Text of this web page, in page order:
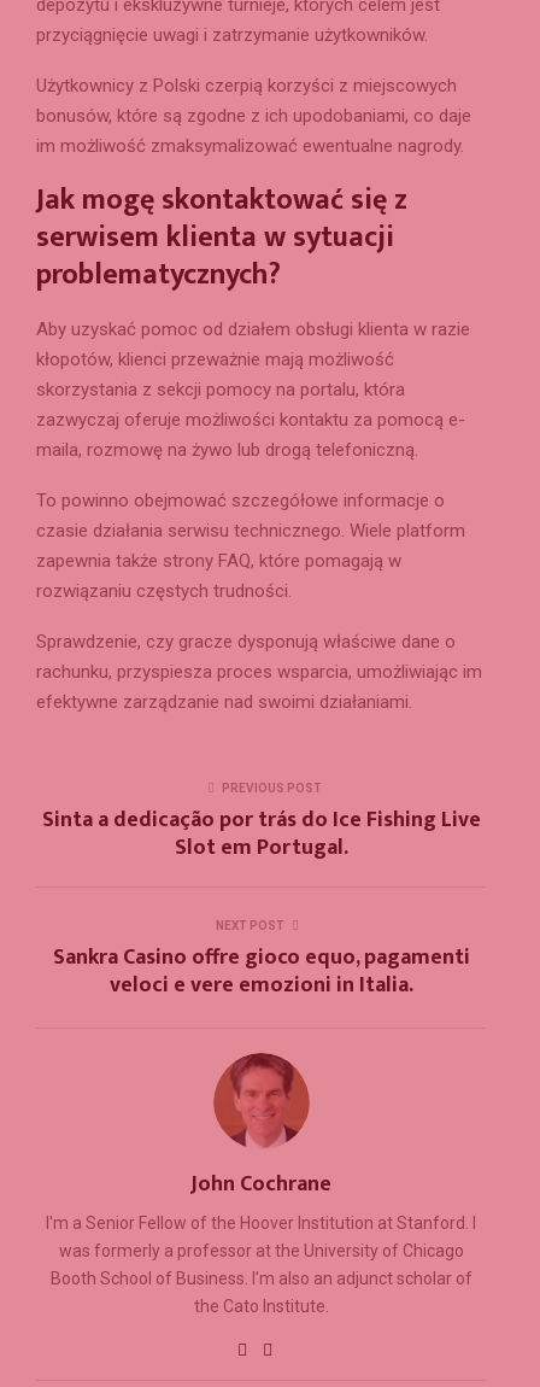
przyciągnięcie uwagi i zatrzymanie użytkowników.
Użytkownicy z Polski czerpią korzyści z miejscowych
bonusów, które są zgodne z ich upodobaniami, co daje
im możliwość zmaksymalizować ewentualne nagrody.
Jak mogę skontaktować się z
serwisem klienta w sytuacji
problematycznych?
Aby uzyskać pomoc od działem obsługi klienta w razie
kłopotów, klienci przeważnie mają możliwość
skorzystania z sekcji pomocy na portalu, która
zazwyczaj oferuje możliwości kontaktu za pomocą e-
maila, rozmowę na żywo lub drogą telefoniczną.
To powinno obejmować szczegółowe informacje o
czasie działania serwisu technicznego. Wiele platform
zapewnia także strony FAQ, które pomagają w
rozwiązaniu częstych trudności.
Sprawdzenie, czy gracze dysponują właściwe dane o
rachunku, przyspiesza proces wsparcia, umożliwiając im
efektywne zarządzanie nad swoimi działaniami.
PREVIOUS POST
Sinta a dedicação por trás do Ice Fishing Live
Slot em Portugal.
NEXT POST
Sankra Casino offre gioco equo, pagamenti
veloci e vere emozioni in Italia.
John Cochrane
I'm a Senior Fellow of the Hoover Institution at Stanford. I
was formerly a professor at the University of Chicago
Booth School of Business. I'm also an adjunct scholar of
the Cato Institute.